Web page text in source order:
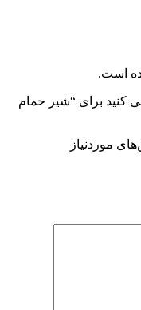
است.
کنید برای “شیر حمام
موردنیاز